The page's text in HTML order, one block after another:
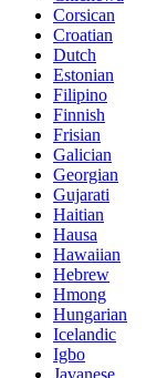
Corsican
Croatian
Dutch
Estonian
Filipino
Finnish
Frisian
Galician
Georgian
Gujarati
Haitian
Hausa
Hawaiian
Hebrew
Hmong
Hungarian
Icelandic
Igbo